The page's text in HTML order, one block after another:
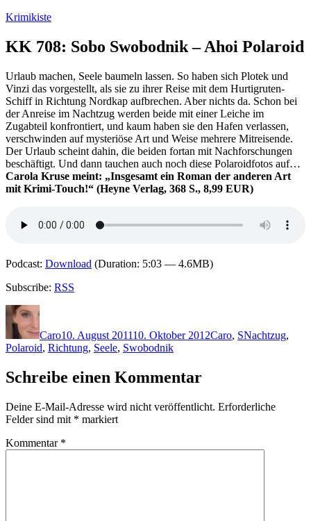
Zum
springen
Krimikiste
KK 708: Sobo Swobodnik – Ahoi Polaroid
Urlaub machen, Seele baumeln lassen. So haben sich Plotek und
Vinzi das vorgestellt, als sie zu ihrer Reise mit dem Hurtigruten-
Schiff in Richtung Nordkap aufbrechen. Aber nichts da. Schon bei
der Anreise im Nachtzug werden beide mit einer Leiche im
Zugabteil konfrontiert, und kaum haben sie den Hafen verlassen,
verschwinden auf mysteriöse Art und Weise mehrere Mitreisende.
Der Urlaub scheint dahin, die beiden fortan mit Nachforschungen
beschäftigt. Und dann tauchen auch noch diese Polaroidfotos auf…
Carola Kruse meint: „Insgesamt ein Roman der anderen Art
mit Krimi-Touch!“ (Heyne Verlag, 368 S., 8,99 EUR)
Podcast: Download (Duration: 5:03 — 4.6MB)
Subscribe: RSS
Autor
Caro10. August 201110. Oktober 2012Caro, SNachtzug,
Polaroid, Richtung, Seele, Swobodnik
Schreibe einen Kommentar
Deine E-Mail-Adresse wird nicht veröffentlicht. Erforderliche
Felder sind mit * markiert
Kommentar *